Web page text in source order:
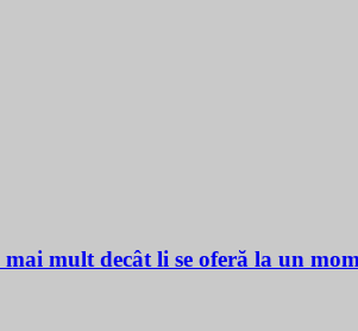
mult decât li se oferă la un